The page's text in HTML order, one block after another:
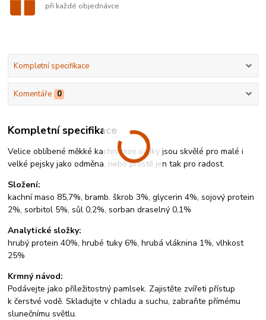
při každé objednávce
Kompletní specifikace
Komentáře 0
Kompletní specifikace
Velice oblíbené měkké kachní mini uzlíky jsou skvělé pro malé i
velké pejsky jako odměna, nebo prostě jen tak pro radost.
Složení:
kachní maso 85,7%, bramb. škrob 3%, glycerin 4%, sojový protein
2%, sorbitol 5%, sůl 0,2%, sorban draselný 0,1%
Analytické složky:
hrubý protein 40%, hrubé tuky 6%, hrubá vláknina 1%, vlhkost
25%
Krmný návod:
Podávejte jako příležitostný pamlsek. Zajistěte zvířeti přístup
k čerstvé vodě. Skladujte v chladu a suchu, zabraňte přímému
slunečnímu světlu.